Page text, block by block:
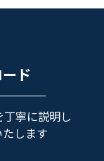
ド
寧に説明し
します